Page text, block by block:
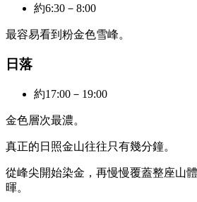
約6:30－8:00
最容易看到粉金色雪峰。
日落
約17:00－19:00
金色層次最濃。
真正的日照金山往往只有幾分鐘。
從峰尖開始染金，再慢慢覆蓋整座山
暉。